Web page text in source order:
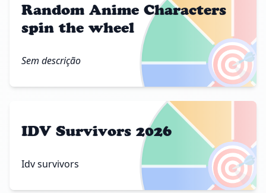
🎯
Random Anime Characters
spin the wheel
Sem descrição
🎯
IDV Survivors 2026
Idv survivors